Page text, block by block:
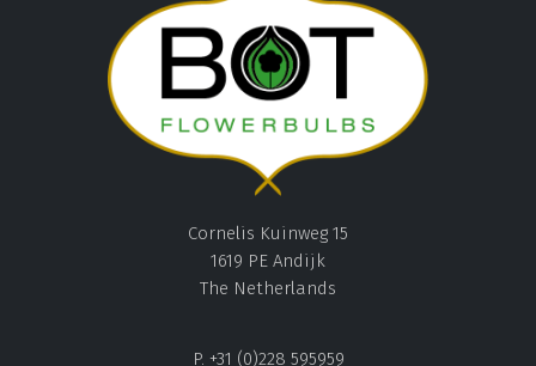
Cornelis Kuinweg 15
1619 PE Andijk
The Netherlands
P. +31 (0)228 595959